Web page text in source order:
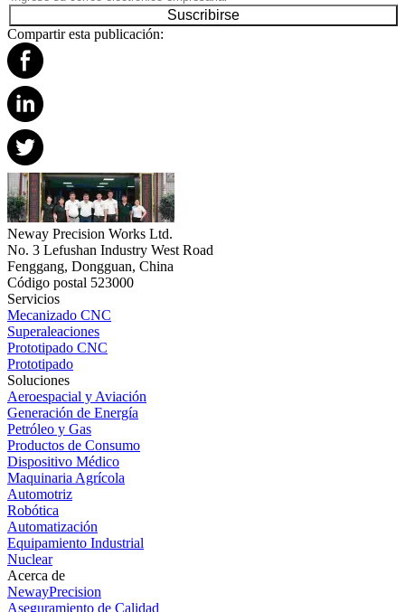
Suscribirse
Compartir esta publicación:
Neway Precision Works Ltd.
No. 3 Lefushan Industry West Road
Fenggang, Dongguan, China
Código postal 523000
Servicios
Mecanizado CNC
Superaleaciones
Prototipado CNC
Prototipado
Soluciones
Aeroespacial y Aviación
Generación de Energía
Petróleo y Gas
Productos de Consumo
Dispositivo Médico
Maquinaria Agrícola
Automotriz
Robótica
Automatización
Equipamiento Industrial
Nuclear
Acerca de
NewayPrecision
Aseguramiento de Calidad